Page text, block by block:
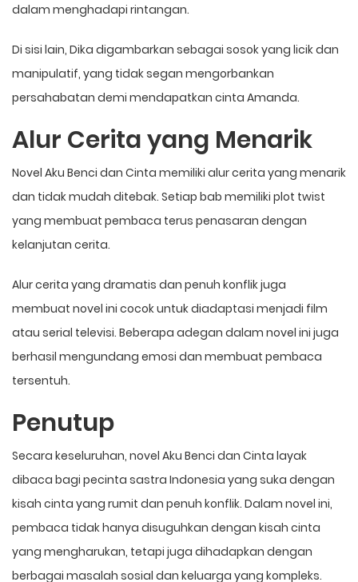
dalam menghadapi rintangan.
Di sisi lain, Dika digambarkan sebagai sosok yang licik dan
manipulatif, yang tidak segan mengorbankan
persahabatan demi mendapatkan cinta Amanda.
Alur Cerita yang Menarik
Novel Aku Benci dan Cinta memiliki alur cerita yang menarik
dan tidak mudah ditebak. Setiap bab memiliki plot twist
yang membuat pembaca terus penasaran dengan
kelanjutan cerita.
Alur cerita yang dramatis dan penuh konflik juga
membuat novel ini cocok untuk diadaptasi menjadi film
atau serial televisi. Beberapa adegan dalam novel ini juga
berhasil mengundang emosi dan membuat pembaca
tersentuh.
Penutup
Secara keseluruhan, novel Aku Benci dan Cinta layak
dibaca bagi pecinta sastra Indonesia yang suka dengan
kisah cinta yang rumit dan penuh konflik. Dalam novel ini,
pembaca tidak hanya disuguhkan dengan kisah cinta
yang mengharukan, tetapi juga dihadapkan dengan
berbagai masalah sosial dan keluarga yang kompleks.